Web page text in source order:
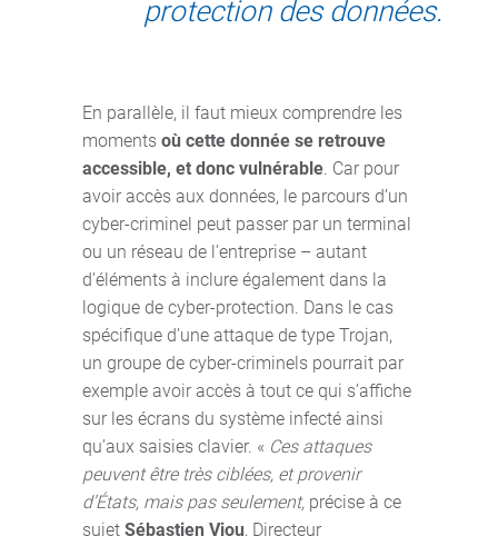
protection des données.
En parallèle, il faut mieux comprendre les
moments où cette donnée se retrouve
accessible, et donc vulnérable . Car pour
avoir accès aux données, le parcours d’un
cyber-criminel peut passer par un terminal
ou un réseau de l’entreprise – autant
d’éléments à inclure également dans la
logique de cyber-protection. Dans le cas
spécifique d’une attaque de type Trojan,
un groupe de cyber-criminels pourrait par
exemple avoir accès à tout ce qui s’affiche
sur les écrans du système infecté ainsi
qu’aux saisies clavier. « Ces attaques
peuvent être très ciblées, et provenir
d’États, mais pas seulement, précise à ce
sujet Sébastien Viou, Directeur